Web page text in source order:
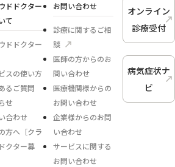
ドドクター
て
ドドクター
スの使い方
るご質問
せ
合わせ
方へ［クラ
クター募
お問い合わせ
診療に関するご相
談
医師の方からのお
問い合わせ
医療機関様からの
お問い合わせ
企業様からのお問
い合わせ
サービスに関する
お問い合わせ
オンライン
診療受付
病気症状ナ
ビ